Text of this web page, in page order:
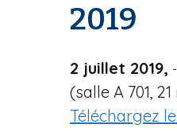
2019
2 juillet 2019, -
(salle A 701,
Téléchargez